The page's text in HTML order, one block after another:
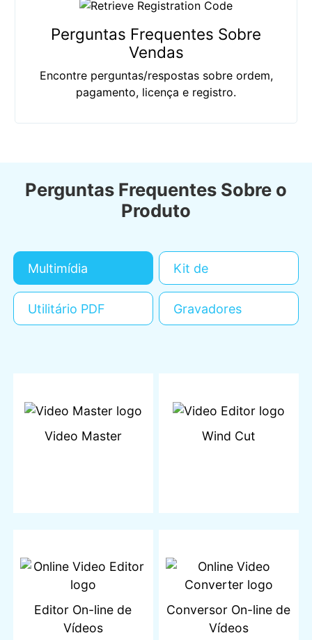
Perguntas Frequentes Sobre
Vendas
Encontre perguntas/respostas sobre ordem,
pagamento, licença e registro.
Perguntas Frequentes Sobre o
Produto
Multimídia Kit de
Ferramentas iOS
Utilitário PDF Gravadores
Video Master Wind Cut
Editor On-line de
Vídeos
Conversor On-line de
Vídeos